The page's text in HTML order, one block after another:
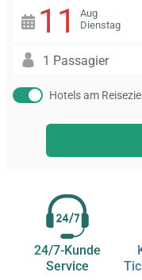
11
Aug
Dienstag
1 Passagier
Hotels am
24/7-Kunde
Service